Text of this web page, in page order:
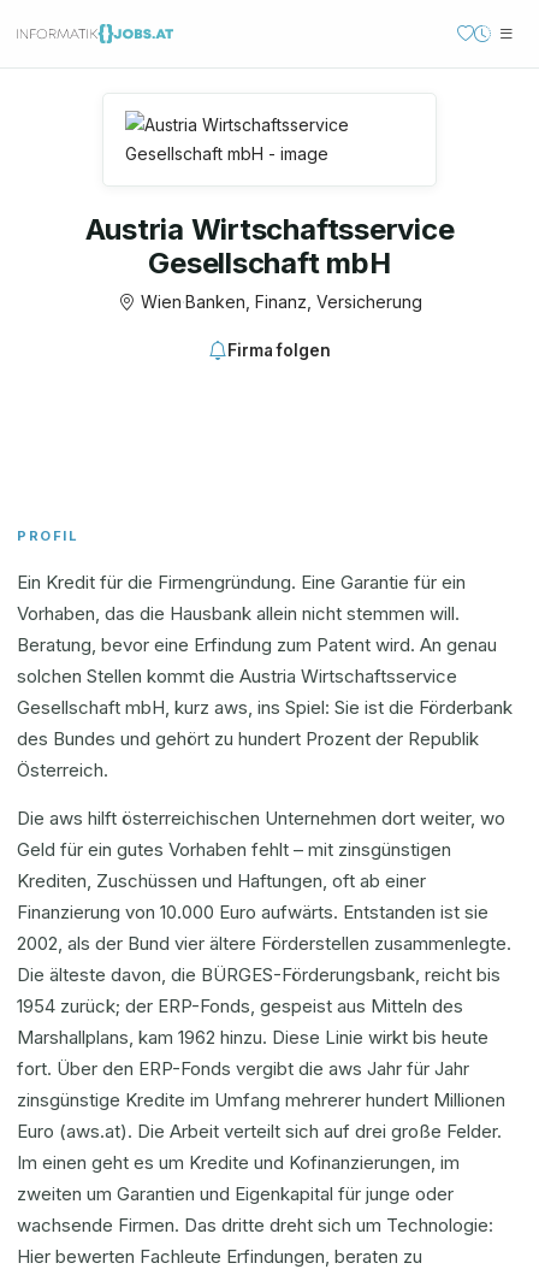
Austria Wirtschaftsservice
Gesellschaft mbH
Wien·Banken, Finanz, Versicherung
Firma folgen
PROFIL
Ein Kredit für die Firmengründung. Eine Garantie für ein
Vorhaben, das die Hausbank allein nicht stemmen will.
Beratung, bevor eine Erfindung zum Patent wird. An genau
solchen Stellen kommt die Austria Wirtschaftsservice
Gesellschaft mbH, kurz aws, ins Spiel: Sie ist die Förderbank
des Bundes und gehört zu hundert Prozent der Republik
Österreich.
Die aws hilft österreichischen Unternehmen dort weiter, wo
Geld für ein gutes Vorhaben fehlt – mit zinsgünstigen
Krediten, Zuschüssen und Haftungen, oft ab einer
Finanzierung von 10.000 Euro aufwärts. Entstanden ist sie
2002, als der Bund vier ältere Förderstellen zusammenlegte.
Die älteste davon, die BÜRGES-Förderungsbank, reicht bis
1954 zurück; der ERP-Fonds, gespeist aus Mitteln des
Marshallplans, kam 1962 hinzu. Diese Linie wirkt bis heute
fort. Über den ERP-Fonds vergibt die aws Jahr für Jahr
zinsgünstige Kredite im Umfang mehrerer hundert Millionen
Euro (aws.at). Die Arbeit verteilt sich auf drei große Felder.
Im einen geht es um Kredite und Kofinanzierungen, im
zweiten um Garantien und Eigenkapital für junge oder
wachsende Firmen. Das dritte dreht sich um Technologie:
Hier bewerten Fachleute Erfindungen, beraten zu